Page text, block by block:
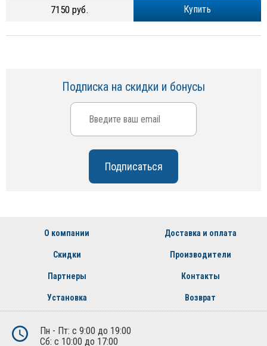
Купить
7150 руб.
Подписка на скидки и бонусы
О компании Доставка и оплата
Скидки Производители
Партнеры Контакты
Установка Возврат
Пн - Пт: с 9:00 до 19:00
Сб: с 10:00 до 17:00